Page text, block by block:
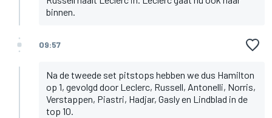
binnen.
09:57
Na de tweede set pitstops hebben we dus Hamilton
op 1, gevolgd door Leclerc, Russell, Antonelli, Norris,
Verstappen, Piastri, Hadjar, Gasly en Lindblad in de
top 10.